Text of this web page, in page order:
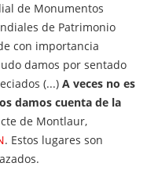
de Monumentos
de Patrimonio
con importancia
damos por sentado
(...) A veces no es
damos cuenta de la
de Montlaur,
. Estos lugares son